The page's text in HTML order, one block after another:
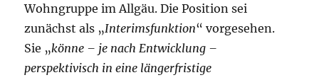
Wohngruppe im Allgäu. Die Position sei
zunächst als „Interimsfunktion“ vorgesehen.
Sie „könne – je nach Entwicklung –
perspektivisch in eine längerfristige